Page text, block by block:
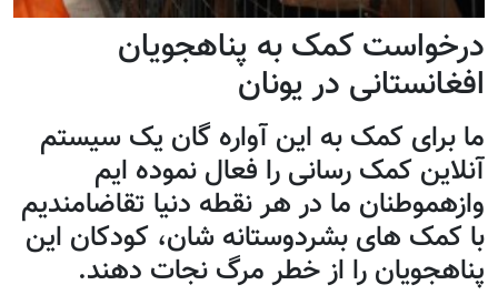
درخواست کمک به پناهجویان
افغانستانی در یونان
ما برای کمک به این آواره گان یک سیستم
آنلاین کمک رسانی را فعال نموده ایم
وازهموطنان ما در هر نقطه دنیا تقاضامندیم
با کمک های بشردوستانه شان، کودکان این
پناهجویان را از خطر مرگ نجات دهند.